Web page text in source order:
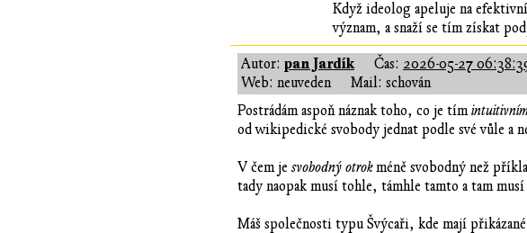
Když ideolog apeluje na
význam, a snaží se tím získat
Autor: pan Jardík Čas: 2026-05-27
Web: neuveden
Mail: schován
Postrádám aspoň náznak toho, co je tím
od wikipedické svobody jednat podle své vůle a
V čem je svobodný otrokméně svobodný než
tady naopak musí tohle, támhle tamto a tam
Máš společnosti typu Švýcaři, kde mají